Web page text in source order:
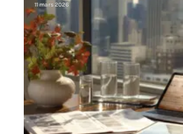
11 mars 2026